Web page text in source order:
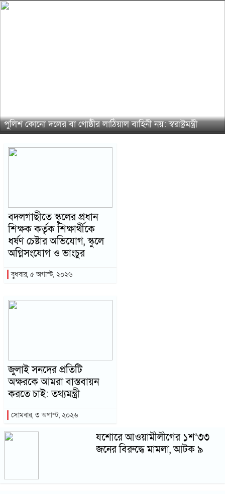
পুলিশ কোনো দলের বা গোষ্ঠীর লাঠিয়াল বাহিনী নয়: স্বরাষ্ট্রমন্ত্রী
বদলগাছীতে স্কুলের প্রধান
শিক্ষক কর্তৃক শিক্ষার্থীকে
ধর্ষণ চেষ্টার অভিযোগ, স্কুলে
অগ্নিসংযোগ ও ভাংচুর
বুধবার, ৫ অগাস্ট, ২০২৬
জুলাই সনদের প্রতিটি
অক্ষরকে আমরা বাস্তবায়ন
করতে চাই: তথ্যমন্ত্রী
সোমবার, ৩ অগাস্ট, ২০২৬
যশোরে আওয়ামীলীগের ১শ’৩৩
জনের বিরুদ্ধে মামলা, আটক ৯